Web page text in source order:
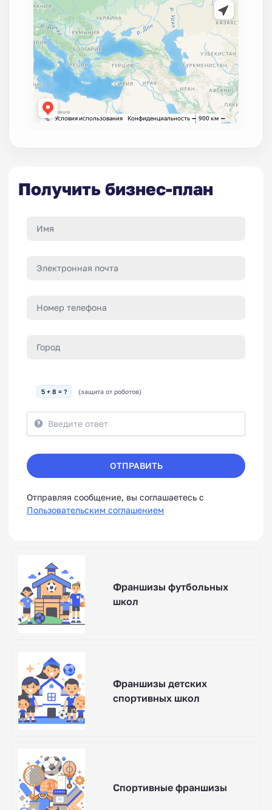
Получить бизнес-план
5 + 8 = ? (защита от роботов)
ОТПРАВИТЬ
Отправляя сообщение, вы соглашаетесь с
Пользовательским соглашением
Франшизы футбольных
школ
Франшизы детских
спортивных школ
Спортивные франшизы